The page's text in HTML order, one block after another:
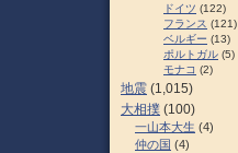
ドイツ (122)
フランス (121)
ベルギー (13)
ポルトガル (5)
モナコ (2)
地震 (1,015)
大相撲 (100)
一山本大生 (4)
仲の国 (4)